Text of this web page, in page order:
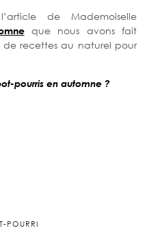
de Mademoiselle
que nous avons fait
de recettes au naturel pour
pourris en automne ?
POURRI